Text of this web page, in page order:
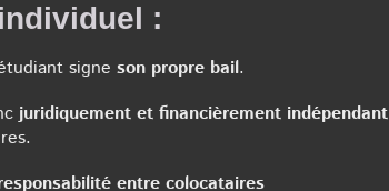
:
signeson propre bail.
juridiquement et financièrement indépendant
entre colocataires